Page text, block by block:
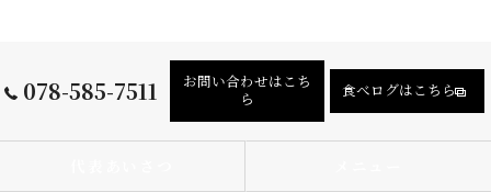
078-585-7511
お問い合わせはこち
ら
食べログはこちら